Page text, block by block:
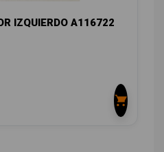
IZQUIERDO A116722